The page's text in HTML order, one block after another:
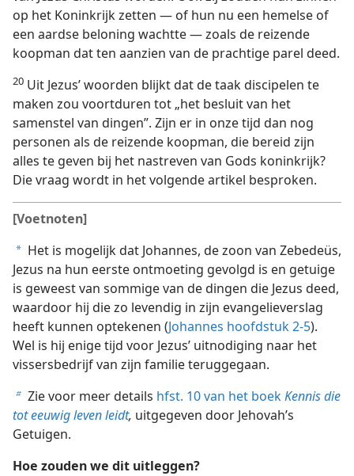
op het Koninkrijk zetten — of hun nu een hemelse of
een aardse beloning wachtte — zoals de reizende
koopman dat ten aanzien van de prachtige parel deed.
20 Uit Jezus’ woorden blijkt dat de taak discipelen te
maken zou voortduren tot „het besluit van het
samenstel van dingen”. Zijn er in onze tijd dan nog
personen als de reizende koopman, die bereid zijn
alles te geven bij het nastreven van Gods koninkrijk?
Die vraag wordt in het volgende artikel besproken.
[Voetnoten]
a Het is mogelijk dat Johannes, de zoon van Zebedeüs,
Jezus na hun eerste ontmoeting gevolgd is en getuige
is geweest van sommige van de dingen die Jezus deed,
waardoor hij die zo levendig in zijn evangelieverslag
heeft kunnen optekenen (Johannes hoofdstuk 2-5).
Wel is hij enige tijd voor Jezus’ uitnodiging naar het
vissersbedrijf van zijn familie teruggegaan.
b Zie voor meer details hfst. 10 van het boekKennis die
tot eeuwig leven leidt, uitgegeven door Jehovah’s
Getuigen.
Hoe zouden we dit uitleggen?